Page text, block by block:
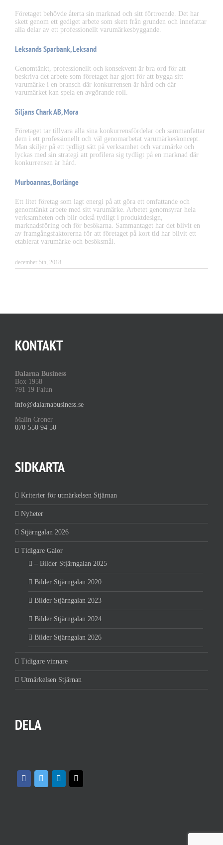
Företaget behövde återta sin marknad och sitt förtroende. Det har
skett genom ett gediget arbete som skett från grunden och innefattar
alla delar av ett professionellt varumärkesbyggande.
Leksands Sparbank, Leksand
Genomtänkt, professionellt och konsekvent är bra ord för att
beskriva det arbete som företaget har gjort för att bygga sitt
varumärke i en bransch där konkurrensen är hård och där
varumärket kan spela en avgörande roll.
Siljans Chark AB, Mora
Företaget tar tillvara alla sina konkurrensfördelar och sammanfattar
dem i ett professionellt och väl genomarbetat varumärkeskoncept.
Man skiljer på ett tydligt sätt på verksamhet och varumärke och
lyckas med sin strategi att profilera sig tydligt på en marknad där
konkurrensen är hård.
Murboannas, Borlänge
Ett litet företag som lagt energi på att göra ett omfattande och
genomtänkt arbete med sitt varumärke. Arbetet genomsyrar hela
verksamheten och blir också tydligt i produktdesign,
marknadsföring och för besökarna. Sammantaget har det blivit en
av framgångsfaktorerna för att företaget på kort tid har blivit ett
etablerat varumärke och besöksmål.
december 5th, 2018
KONTAKT
Dalarna Business
Box 1958
791 19 Falun
info@dalarnabusiness.se
Malin Croner
070-550 94 50
SIDKARTA
Kriterier för utmärkelsen Stjärnan
Nyheter
Stjärngalan 2026
Tidigare Galor
– Bilder Stjärngalan 2025
Bilder Stjärngalan 2020
Bilder Stjärngalan 2023
Bilder Stjärngalan 2024
Bilder Stjärngalan 2026
Tidigare vinnare
Utmärkelsen Stjärnan
DELA